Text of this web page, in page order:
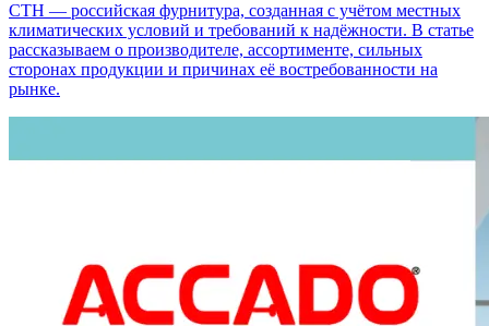
СТН — российская фурнитура, созданная с учётом местных
климатических условий и требований к надёжности. В статье
рассказываем о производителе, ассортименте, сильных
сторонах продукции и причинах её востребованности на
рынке.